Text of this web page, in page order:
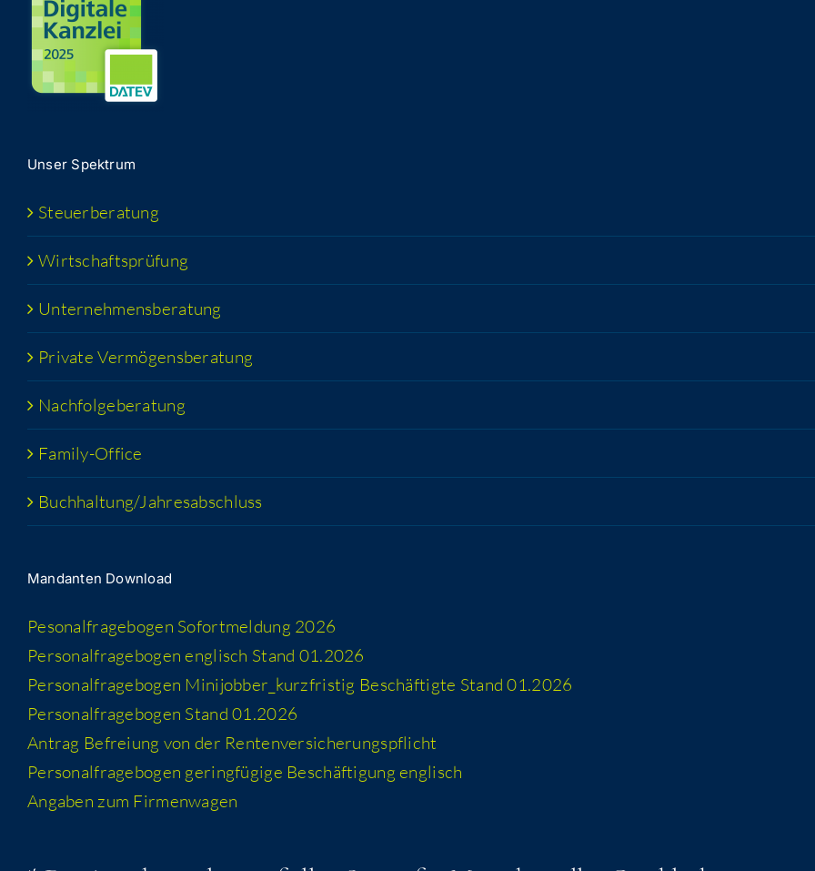
Unser Spek­trum
Steu­er­be­ra­tung
Wirt­schafts­prü­fung
Unter­neh­mens­be­ra­tung
Pri­va­te Vermögensberatung
Nach­fol­ge­be­ra­tung
Fami­­ly-Office
Buchhaltung/​​Jahresabschluss
Man­dan­ten Download
Peso­nal­fra­ge­bo­gen Sofort­mel­dung 2026
Per­so­nal­fra­ge­bo­gen eng­lisch Stand 01.2026
Per­so­nal­fra­ge­bo­gen Minijobber_​kurzfristig Beschäf­tig­te Stand 01.2026
Per­so­nal­fra­ge­bo­gen Stand 01.2026
Antrag Befrei­ung von der Rentenversicherungspflicht
Per­so­nal­fra­ge­bo­gen gering­fü­gi­ge Beschäf­ti­gung englisch
Anga­ben zum Firmenwagen